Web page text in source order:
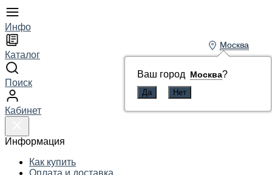
Инфо
Каталог
Поиск
Кабинет
Информация
Как купить
Оплата и доставка
Москва
Ваш город Москва?
Москва
Ваш город Москва?